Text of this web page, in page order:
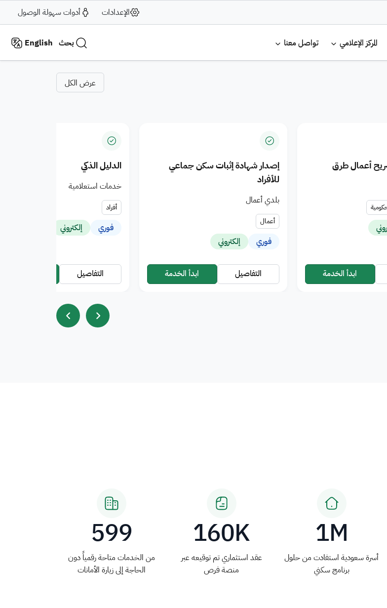
الإعدادات أدوات سهولة الوصول
المركز الإعلامي تواصل معنا بحث English
and عرض الكل
أعمال طرق
ابدأ الخدمة
إصدار شهادة إثبات سكن جماعي
للأفراد
بلدي أعمال
أعمال
فوري إلكتروني
التفاصيل ابدأ الخدمة
الدليل الذكي
خدمات استعلامية
أفراد
فوري إلكتروني
التفاصيل
1M
أسرة سعودية استفادت من حلول
برنامج سكني
160K
عقد استثماري تم توقيعه عبر
منصة فرص
599
من الخدمات متاحة رقمياً دون
الحاجة إلى زيارة الأمانات